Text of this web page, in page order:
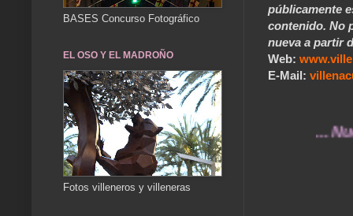
públicamente
contenido. No
nueva a partir
Web:
E-Mail:
... Nuestros
BASES Concurso Fotográfico
EL OSO Y EL MADROÑO
Fotos villeneros y villeneras